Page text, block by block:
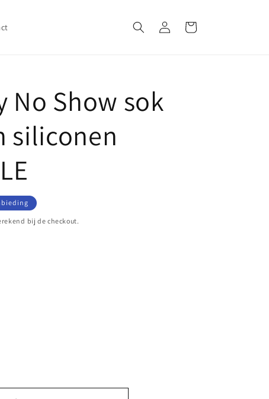
InloggenWinkelwagen
No Show sok
siliconen
bij de checkout.